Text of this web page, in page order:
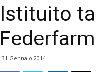
Istituito
31 Gennaio 2014